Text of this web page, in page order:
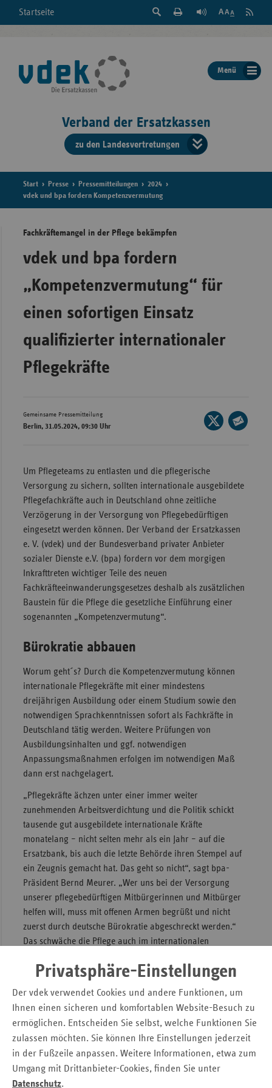
Privatsphäre-Einstellungen
Der vdek verwendet Cookies und andere Funktionen, um
Ihnen einen sicheren und komfortablen Website-Besuch zu
ermöglichen. Entscheiden Sie selbst, welche Funktionen Sie
zulassen möchten. Sie können Ihre Einstellungen jederzeit
in der Fußzeile anpassen. Weitere Informationen, etwa zum
Umgang mit Drittanbieter-Cookies, finden Sie unter
Datenschutz.
Startseite
Suche
der
Seite
Feed
Menü
Verband der Ersatzkassen
zu den Landesvertretungen
der
Start Presse Pressemitteilungen
2024
vdek und bpa fordern Kompetenzvermutung
Fachkräftemangel in der Pflege bekämpfen
vdek und bpa fordern
„Kompetenzvermutung“ für
einen sofortigen Einsatz
qualifizierter internationaler
Pflegekräfte
Gemeinsame Pressemitteilung
Berlin, 31.05.2024, 09:30 Uhr
Seite
auf
Mail
Um Pflegeteams zu entlasten und die pflegerische
Versorgung zu sichern, sollten internationale ausgebildete
Pflegefachkräfte auch in Deutschland ohne zeitliche
Verzögerung in der Versorgung von Pflegebedürftigen
eingesetzt werden können. Der Verband der Ersatzkassen
e. V. (vdek) und der Bundesverband privater Anbieter
sozialer Dienste e.V. (bpa) fordern vor dem morgigen
Inkrafttreten wichtiger Teile des neuen
Fachkräfteeinwanderungsgesetzes deshalb als zusätzlichen
Baustein für die Pflege die gesetzliche Einführung einer
sogenannten „Kompetenzvermutung“.
Bürokratie abbauen
Worum geht´s? Durch die Kompetenzvermutung können
internationale Pflegekräfte mit einer mindestens
dreijährigen Ausbildung oder einem Studium sowie den
notwendigen Sprachkenntnissen sofort als Fachkräfte in
Deutschland tätig werden. Weitere Prüfungen von
Ausbildungsinhalten und ggf. notwendigen
Anpassungsmaßnahmen erfolgen im notwendigen Maß
dann erst nachgelagert.
„Pflegekräfte ächzen unter einer immer weiter
zunehmenden Arbeitsverdichtung und die Politik schickt
tausende gut ausgebildete internationale Kräfte
monatelang – nicht selten mehr als ein Jahr – auf die
Ersatzbank, bis auch die letzte Behörde ihren Stempel auf
ein Zeugnis gemacht hat. Das geht so nicht“, sagt bpa-
Präsident Bernd Meurer. „Wer uns bei der Versorgung
unserer pflegebedürftigen Mitbürgerinnen und Mitbürger
helfen will, muss mit offenen Armen begrüßt und nicht
zuerst durch deutsche Bürokratie abgeschreckt werden.“
Das schwäche die Pflege auch im internationalen
Qualität bleibt gesichert
Durch die Kompetenzvermutung bleibe die Qualität der
Versorgung für die Pflegebedürftigen gesichert, betontdie
Vorstandsvorsitzende des vdek, Ulrike Elsner. „Vorfahrt
erhalten nur internationale Pflegekräfte mit einer
mindestens dreijährigen Ausbildung oder einem Studium.
Sie müssen außerdem angemessene sprachliche